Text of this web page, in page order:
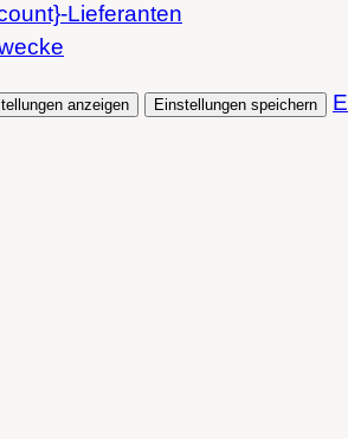
Lieferanten
anzeigen Einstellungen speichern